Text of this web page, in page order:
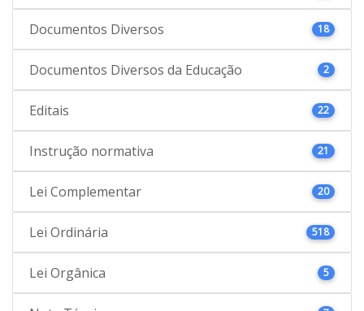
Documentos Diversos 18
Documentos Diversos da Educação 2
Editais 22
Instrução normativa 21
Lei Complementar 20
Lei Ordinária 518
Lei Orgânica 5